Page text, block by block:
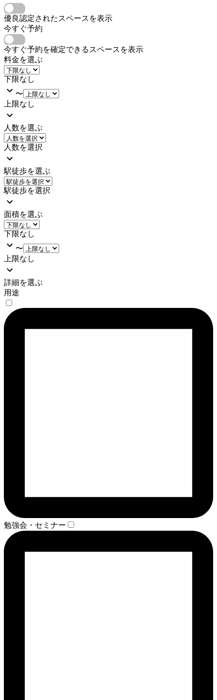
優良認定されたスペースを表示
今すぐ予約
今すぐ予約を確定できるスペースを表示
料金を選ぶ
下限なし
〜
上限なし
人数を選ぶ
人数を選択
駅徒歩を選ぶ
駅徒歩を選択
面積を選ぶ
下限なし
〜
上限なし
詳細を選ぶ
用途
勉強会・セミナー